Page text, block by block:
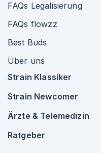
FAQs Legalisierung
FAQs flowzz
Best Buds
Über uns
Strain Klassiker
Strain Newcomer
Ärzte & Telemedizin
Ratgeber